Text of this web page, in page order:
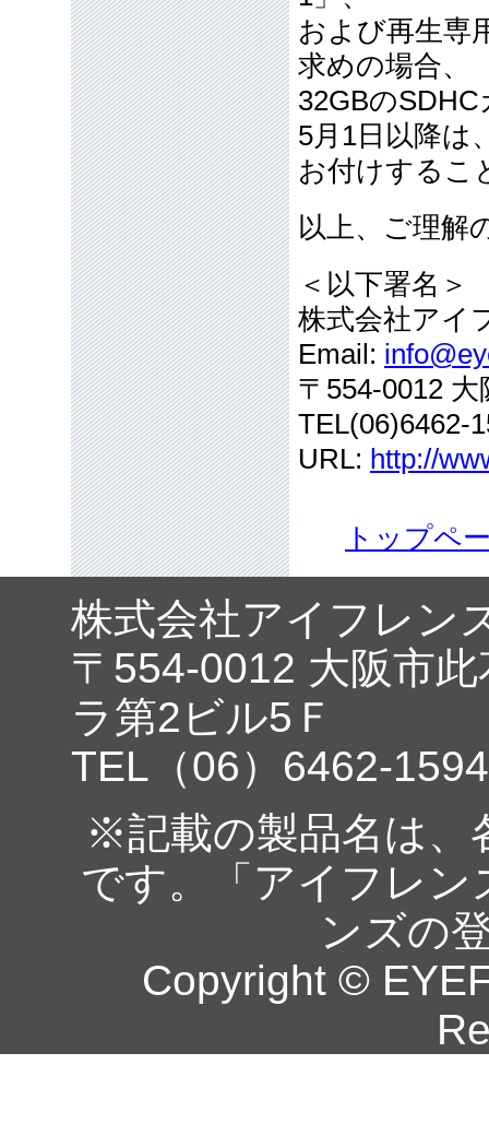
および再生専
求めの場合、
32GBの
5月1日以降は
お付けするこ
以上、ご理解
＜以下署名＞
株式会社アイ
Email:
〒554-0012
TEL(06)6462-
URL: http://
トップペ
株式会社アイフレン
〒554-0012 大阪市
ラ第2ビル5Ｆ
TEL（06）6462-
※記載の製品名は、
です。「アイフレ
ンズの
Copyright ©